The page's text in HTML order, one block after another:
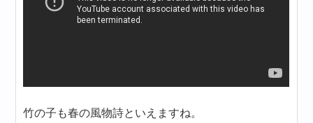
竹の子も春の風物詩といえますね。